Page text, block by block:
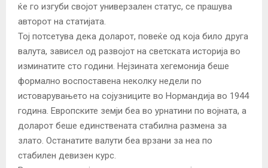
ќе го изгуби својот универзален статус, се прашува
авторот на статијата.
Тој потсетува дека доларот, повеќе од која било друга
валута, зависел од развојот на светската историја во
изминатите сто години. Нејзината хегемонија беше
формално воспоставена неколку недели по
истоварувањето на сојузниците во Нормандија во 1944
година. Европските земји беа во урнатини по војната, а
доларот беше единствената стабилна размена за
злато. Останатите валути беа врзани за неа по
стабилен девизен курс.